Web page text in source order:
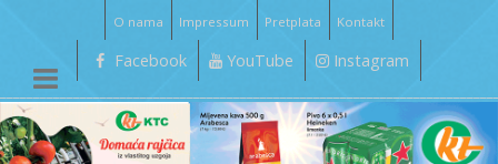
O nama Impressum Pretplata Kontakt
Facebook YouTube Instagram